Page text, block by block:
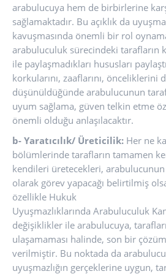
arabulucuya hem de birbirlerine
sağlamaktadır. Bu açıklık da
kavuşmasında önemli bir rol
arabuluculuk sürecindeki tarafların
ile paylaşmadıkları hususları
korkularını, zaaflarını, önceliklerini
düşünüldüğünde arabulucunun
uyum sağlama, güven telkin etme
önemli olduğu anlaşılacaktır.
b- Yaratıcılık/ Üreticilik: Her ne
bölümlerinde tarafların tamamen
kendileri üretecekleri,
olarak görev yapacağı belirtilmiş
özellikle Hukuk
Uyuşmazlıklarında Arabuluculuk
değişiklikler ile arabulucuya,
ulaşamaması halinde, son bir
verilmiştir. Bu noktada da
uyuşmazlığın gerçeklerine uygun,